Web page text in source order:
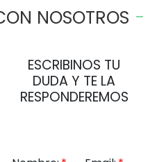
NOSOTROS
ESCRIBINOS TU
DUDA Y TE LA
RESPONDEREMOS